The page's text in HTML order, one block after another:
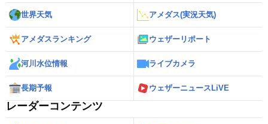
世界天気 アメダス(実況天気)
アメダスランキング ウェザーリポート
河川水位情報 ライブカメラ
長期予報 ウェザーニュースLiVE
レーダーコンテンツ